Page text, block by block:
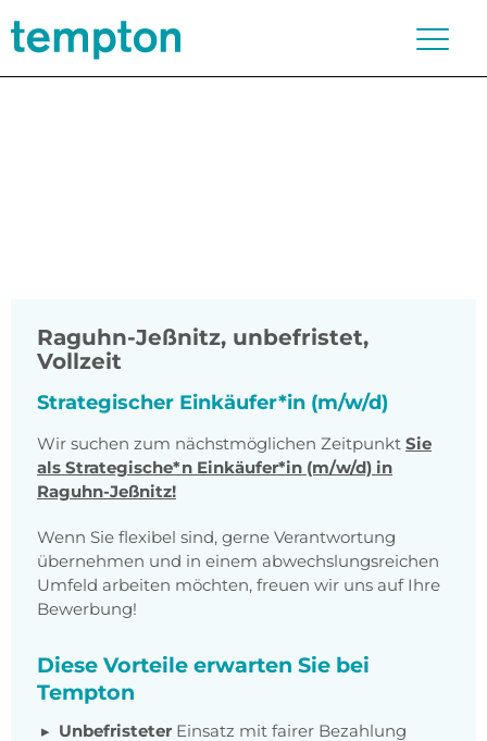
Raguhn-Jeßnitz, unbefristet,
Vollzeit
Strategischer Einkäufer*in (m/w/d)
Wir suchen zum nächstmöglichen Zeitpunkt Sie
als Strategische*n Einkäufer*in (m/w/d) in
Raguhn-Jeßnitz!
Wenn Sie flexibel sind, gerne Verantwortung
übernehmen und in einem abwechslungsreichen
Umfeld arbeiten möchten, freuen wir uns auf Ihre
Bewerbung!
Diese Vorteile erwarten Sie bei
Tempton
Unbefristeter Einsatz mit fairer Bezahlung